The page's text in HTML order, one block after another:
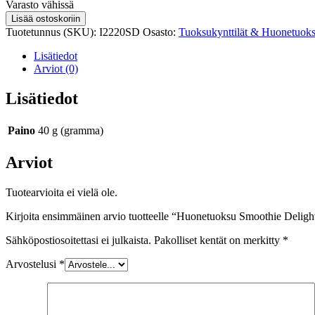
Varastosaldo
Varasto vähissä
Huonetuoksu
Smoothie
määrä
Lisää ostoskoriin
Tuotetunnus (SKU): I2220SD Osasto: Tuoksukynttilät &
Lisätiedot
Arviot (0)
Lisätiedot
Paino 40 g (gramma)
Arviot
Tuotearvioita ei vielä ole.
Kirjoita ensimmäinen arvio tuotteelle “Huonetuoksu Smoothie
Sähköpostiosoitettasi ei julkaista. Pakolliset kentät on merkitty *
Arvostelusi *